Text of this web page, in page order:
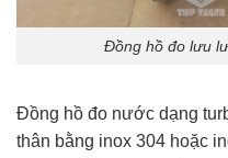
Đồng hồ đo lưu
Đồng hồ đo nước dạng
thân bằng inox 304 hoặc